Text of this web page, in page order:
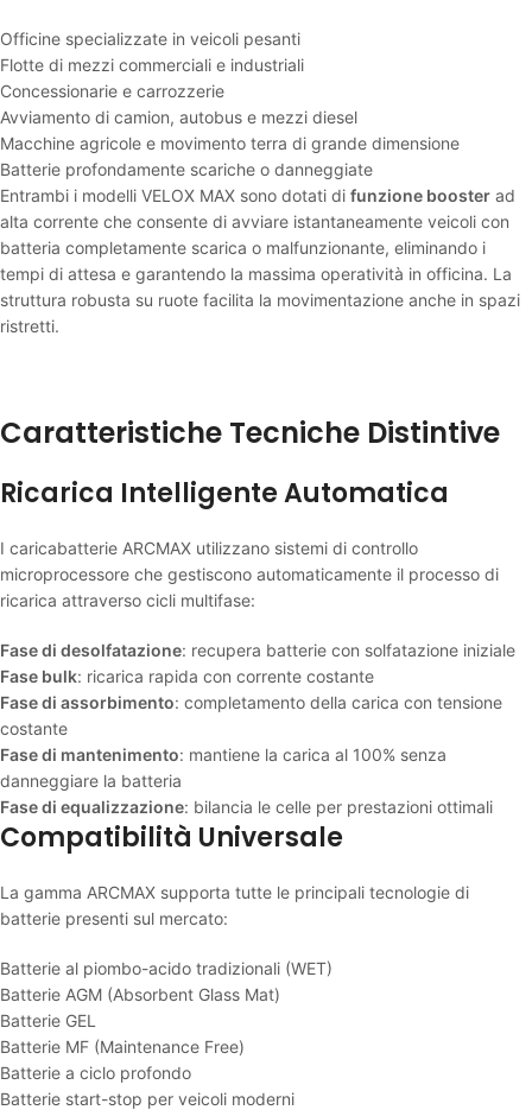
Officine specializzate in veicoli pesanti
Flotte di mezzi commerciali e industriali
Concessionarie e carrozzerie
Avviamento di camion, autobus e mezzi diesel
Macchine agricole e movimento terra di grande dimensione
Batterie profondamente scariche o danneggiate
Entrambi i modelli VELOX MAX sono dotati di funzione booster ad
alta corrente che consente di avviare istantaneamente veicoli con
batteria completamente scarica o malfunzionante, eliminando i
tempi di attesa e garantendo la massima operatività in officina. La
struttura robusta su ruote facilita la movimentazione anche in spazi
ristretti.
Caratteristiche Tecniche Distintive
Ricarica Intelligente Automatica
I caricabatterie ARCMAX utilizzano sistemi di controllo
microprocessore che gestiscono automaticamente il processo di
ricarica attraverso cicli multifase:
Fase di desolfatazione: recupera batterie con solfatazione iniziale
Fase bulk: ricarica rapida con corrente costante
Fase di assorbimento: completamento della carica con tensione
costante
Fase di mantenimento: mantiene la carica al 100% senza
danneggiare la batteria
Fase di equalizzazione: bilancia le celle per prestazioni ottimali
Compatibilità Universale
La gamma ARCMAX supporta tutte le principali tecnologie di
batterie presenti sul mercato:
Batterie al piombo-acido tradizionali (WET)
Batterie AGM (Absorbent Glass Mat)
Batterie GEL
Batterie MF (Maintenance Free)
Batterie a ciclo profondo
Batterie start-stop per veicoli moderni